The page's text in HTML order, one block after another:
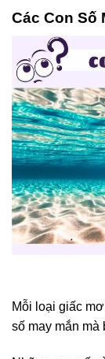
Các Con Số
Mỗi loại giấc
số may mắn mà